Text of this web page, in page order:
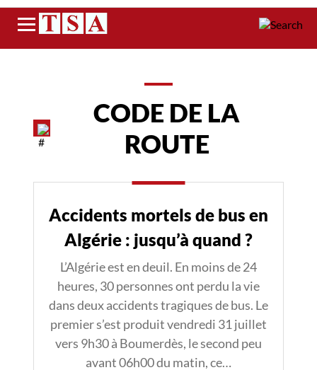
Menu
CODE DE LA
ROUTE
Accidents mortels de bus en
Algérie : jusqu’à quand ?
L’Algérie est en deuil. En moins de 24
heures, 30 personnes ont perdu la vie
dans deux accidents tragiques de bus. Le
premier s’est produit vendredi 31 juillet
vers 9h30 à Boumerdès, le second peu
avant 06h00 du matin, ce…